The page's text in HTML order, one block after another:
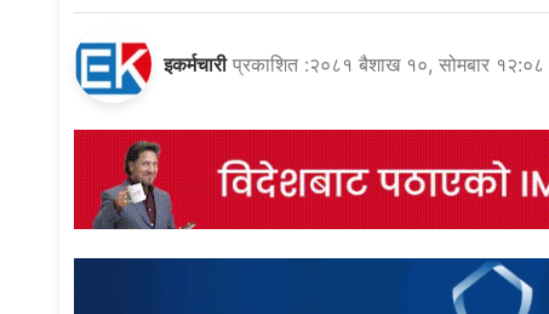
इकर्मचारी प्रकाशित :२०८१ बैशाख १०, सोमबार १२:०८